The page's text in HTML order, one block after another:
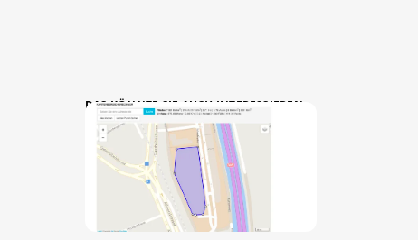
DAS KÖNNTE SIE AUCH INTERESSIEREN: